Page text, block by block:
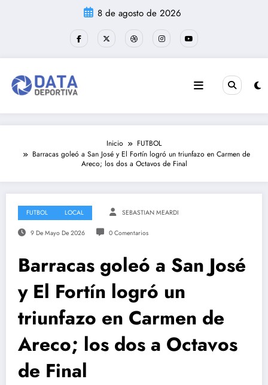
8 de agosto de 2026
Inicio
FUTBOL
Barracas goleó a San José y El Fortín logró un triunfazo en Carmen de
Areco; los dos a Octavos de Final
FUTBOL LOCAL SEBASTIAN MEARDI
9 De Mayo De 2026 0 Comentarios
Barracas goleó a San José
y El Fortín logró un
triunfazo en Carmen de
Areco; los dos a Octavos
de Final